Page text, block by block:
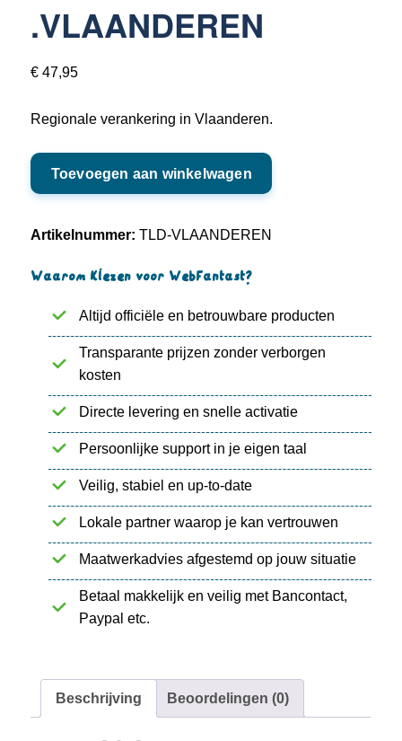
.VLAANDEREN
€ 47,95
Regionale verankering in Vlaanderen.
.VLAANDEREN
aantal
Toevoegen aan winkelwagen
Artikelnummer: TLD-VLAANDEREN
Waarom kiezen voor WebFantast?
Altijd officiële en betrouwbare producten
Transparante prijzen zonder verborgen
kosten
Directe levering en snelle activatie
Persoonlijke support in je eigen taal
Veilig, stabiel en up-to-date
Lokale partner waarop je kan vertrouwen
Maatwerkadvies afgestemd op jouw situatie
Betaal makkelijk en veilig met Bancontact,
Paypal etc.
Beschrijving Beoordelingen (0)